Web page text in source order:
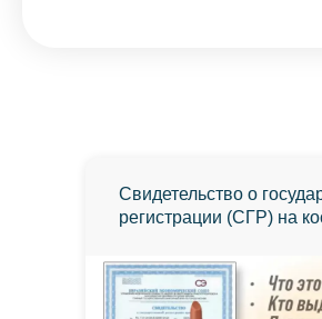
Свидетельство о
регистрации (СГР) на